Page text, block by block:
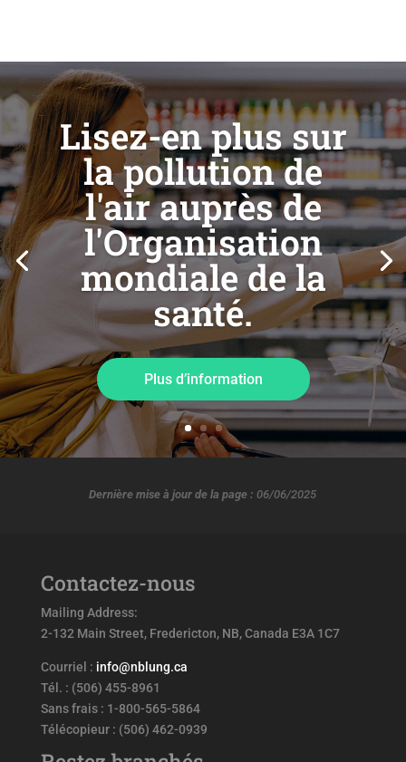
Lisez-en plus sur
la pollution de
l'air auprès de
l'Organisation
mondiale de la
santé.
Plus d’information
Dernière mise à jour de la page : 06/06/2025
Contactez-nous
Mailing Address:
2-132 Main Street, Fredericton, NB, Canada E3A 1C7
Courriel : info@nblung.ca
Tél. : (506) 455-8961
Sans frais : 1-800-565-5864
Télécopieur : (506) 462-0939